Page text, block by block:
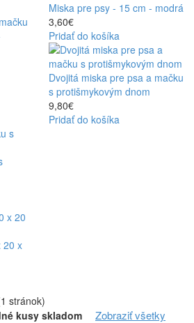
Miska pre psy - 15 cm - modrá
3,60€
Pridať do košíka
Dvojitá miska pre psa a mačku
s protišmykovým dnom
9,80€
Pridať do košíka
20 x
stránok)
kusy skladom
Zobraziť všetky